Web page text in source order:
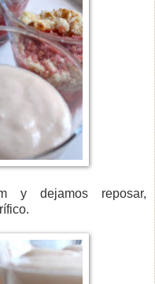
y dejamos reposar,